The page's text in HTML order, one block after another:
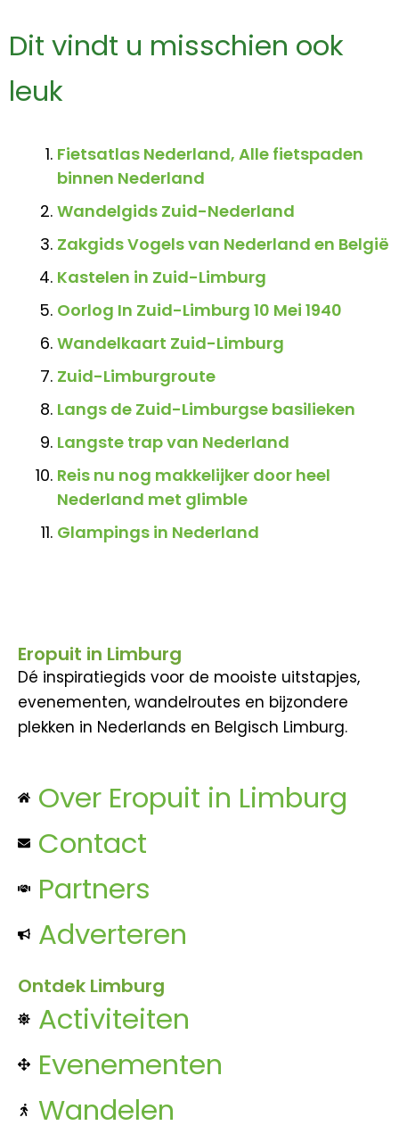
Dit vindt u misschien ook
leuk
Fietsatlas Nederland, Alle fietspaden
binnen Nederland
Wandelgids Zuid-Nederland
Zakgids Vogels van Nederland en België
Kastelen in Zuid-Limburg
Oorlog In Zuid-Limburg 10 Mei 1940
Wandelkaart Zuid-Limburg
Zuid-Limburgroute
Langs de Zuid-Limburgse basilieken
Langste trap van Nederland
Reis nu nog makkelijker door heel
Nederland met glimble
Glampings in Nederland
Eropuit in Limburg
Dé inspiratiegids voor de mooiste uitstapjes,
evenementen, wandelroutes en bijzondere
plekken in Nederlands en Belgisch Limburg.
Over Eropuit in Limburg
Contact
Partners
Adverteren
Ontdek Limburg
Activiteiten
Evenementen
Wandelen